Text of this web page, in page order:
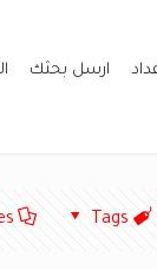
ارسل بحثك
Tags